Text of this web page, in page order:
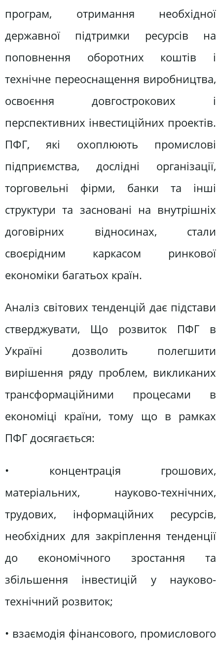
програм, отримання необхідної
державної підтримки ресурсів на
поповнення оборотних коштів і
технічне переоснащення виробництва,
освоєння довгострокових і
перспективних інвестиційних проектів.
ПФГ, які охоплюють промислові
підприємства, дослідні організації,
торговельні фірми, банки та інші
структури та засновані на внутрішніх
договірних відносинах, стали
своєрідним каркасом ринкової
економіки багатьох країн.
Аналіз світових тенденцій дає підстави
стверджувати, Що розвиток ПФГ в
Україні дозволить полегшити
вирішення ряду проблем, викликаних
трансформаційними процесами в
економіці країни, тому що в рамках
ПФГ досягається:
• концентрація грошових,
матеріальних, науково-технічних,
трудових, інформаційних ресурсів,
необхідних для закріплення тенденції
до економічного зростання та
збільшення інвестицій у науково-
технічний розвиток;
• взаємодія фінансового, промислового